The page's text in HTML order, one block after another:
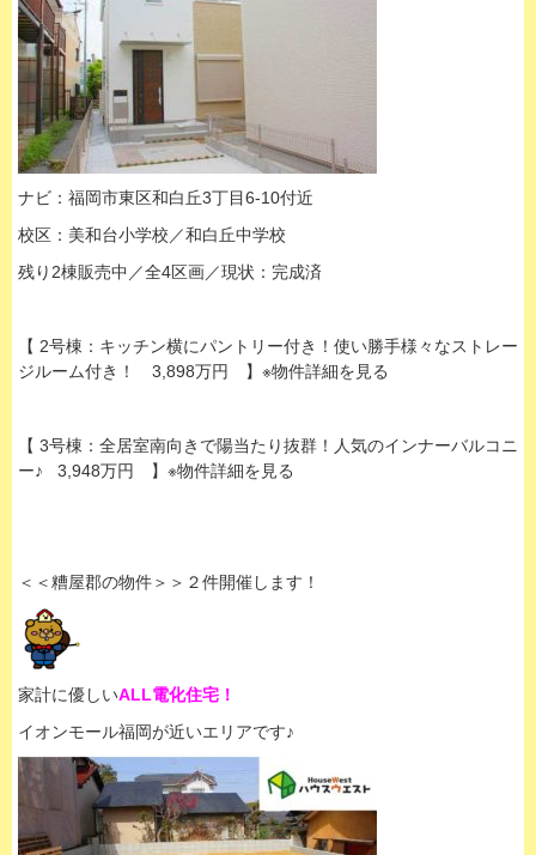
ナビ：福岡市東区和白丘3丁目6-10付近
校区：美和台小学校／和白丘中学校
残り2棟販売中／全4区画／現状：完成済
【 2号棟：キッチン横にパントリー付き！使い勝手様々なストレー
ジルーム付き！ 3,898万円 】※物件詳細を見る
【 3号棟：全居室南向きで陽当たり抜群！人気のインナーバルコニ
ー♪ 3,948万円 】※物件詳細を見る
＜＜糟屋郡の物件＞＞２件開催します！
家計に優しいALL電化住宅！
イオンモール福岡が近いエリアです♪